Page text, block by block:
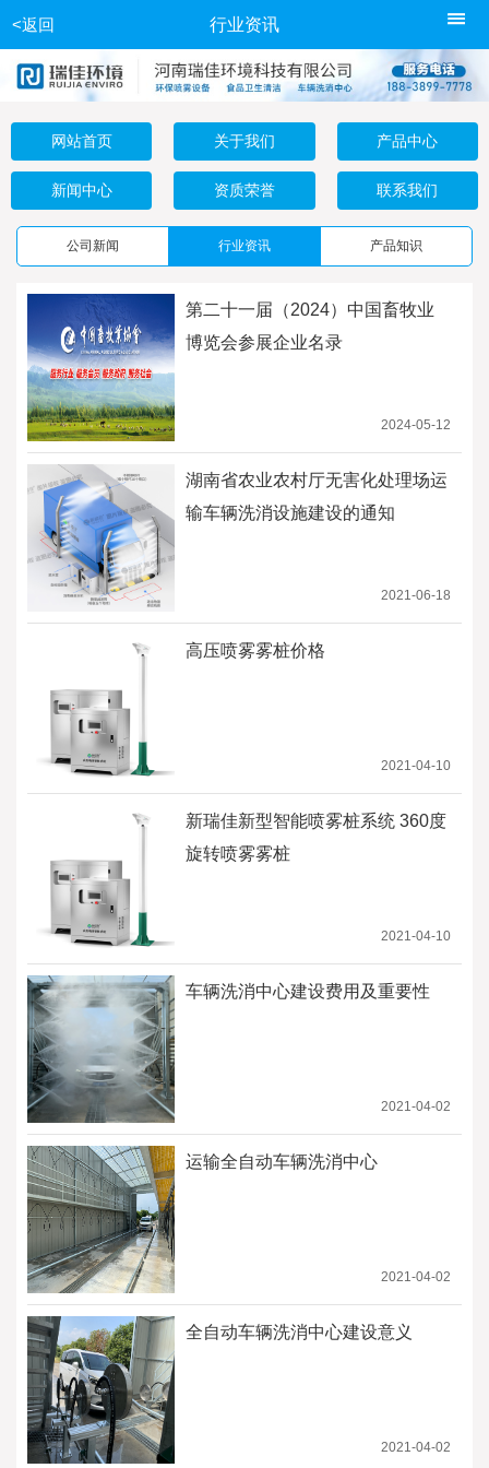
<返回 行业资讯
网站首页 关于我们 产品中心
新闻中心 资质荣誉 联系我们
公司新闻 行业资讯 产品知识
第二十一届（2024）中国畜牧业
博览会参展企业名录
2024-05-12
湖南省农业农村厅无害化处理场运
输车辆洗消设施建设的通知
2021-06-18
高压喷雾雾桩价格
2021-04-10
新瑞佳新型智能喷雾桩系统 360度
旋转喷雾雾桩
2021-04-10
车辆洗消中心建设费用及重要性
2021-04-02
运输全自动车辆洗消中心
2021-04-02
全自动车辆洗消中心建设意义
2021-04-02